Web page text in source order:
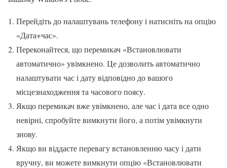
Перейдіть до налаштувань телефону і натисніть на опцію
«Дата+час».
Переконайтеся, що перемикач «Встановлювати
автоматично» увімкнено. Це дозволить автоматично
налаштувати час і дату відповідно до вашого
місцезнаходження та часового поясу.
Якщо перемикач вже увімкнено, але час і дата все одно
невірні, спробуйте вимкнути його, а потім увімкнути
знову.
Якщо ви віддаєте перевагу встановленню часу і дати
вручну, ви можете вимкнути опцію «Встановлювати